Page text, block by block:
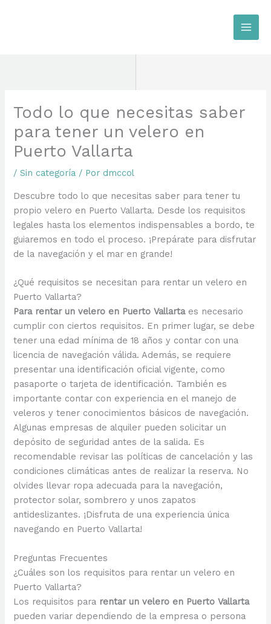
Todo lo que necesitas saber
para tener un velero en
Puerto Vallarta
/Sin categoría / Por dmccol
Descubre todo lo que necesitas saber para tener tu
propio velero en Puerto Vallarta. Desde los requisitos
legales hasta los elementos indispensables a bordo, te
guiaremos en todo el proceso. ¡Prepárate para disfrutar
de la navegación y el mar en grande!
¿Qué requisitos se necesitan para rentar un velero en
Puerto Vallarta?
Para rentar un velero en Puerto Vallartaes necesario
cumplir con ciertos requisitos. En primer lugar, se debe
tener una edad mínima de 18 años y contar con una
licencia de navegación válida. Además, se requiere
presentar una identificación oficial vigente, como
pasaporte o tarjeta de identificación. También es
importante contar con experiencia en el manejo de
veleros y tener conocimientos básicos de navegación.
Algunas empresas de alquiler pueden solicitar un
depósito de seguridad antes de la salida. Es
recomendable revisar las políticas de cancelación y las
condiciones climáticas antes de realizar la reserva. No
olvides llevar ropa adecuada para la navegación,
protector solar, sombrero y unos zapatos
antideslizantes. ¡Disfruta de una experiencia única
navegando en Puerto Vallarta!
Preguntas Frecuentes
¿Cuáles son los requisitos para rentar un velero en
Puerto Vallarta?
Los requisitos para rentar un velero en Puerto Vallarta
pueden variar dependiendo de la empresa o persona